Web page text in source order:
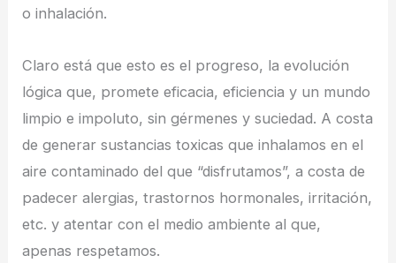
o inhalación.
Claro está que esto es el progreso, la evolución
lógica que, promete eficacia, eficiencia y un mundo
limpio e impoluto, sin gérmenes y suciedad. A costa
de generar sustancias toxicas que inhalamos en el
aire contaminado del que “disfrutamos”, a costa de
padecer alergias, trastornos hormonales, irritación,
etc. y atentar con el medio ambiente al que,
apenas respetamos.